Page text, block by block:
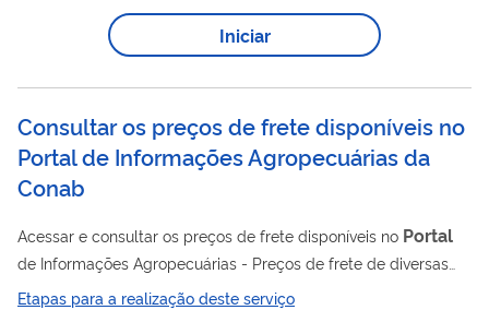
práticas e teóricas, promover a inovação governamental e
estimular a aplicação de soluções inovadoras em seus
Iniciar
Consultar os preços de frete disponíveis no
Portal de Informações Agropecuárias da
Conab
Acessar e consultar os preços de frete disponíveis no Portal
de Informações Agropecuárias - Preços de frete de diversas
rotas contratadas pela Conab e pesquisadas junto às
superintendências regionais.
Etapas para a realização deste serviço